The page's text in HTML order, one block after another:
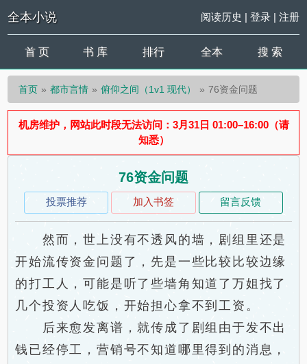
全本小说 阅读历史 | 登录| 注册
首 页 书 库 排行 全本 搜 索
首页 都市言情 俯仰之间（1v1 现代） 76资金问题
机房维护，网站此时段无法访问：3月31日 01:00–16:00（请
知悉）
76资金问题
投票推荐 加入书签 留言反馈
然而，世上没有不透风的墙，剧组里还是
开始流传资金问题了，先是一些比较比较边缘
的打工人，可能是听了些墙角知道了万姐找了
几个投资人吃饭，开始担心拿不到工资。
后来愈发离谱，就传成了剧组由于发不出
钱已经停工，营销号不知道哪里得到的消息，